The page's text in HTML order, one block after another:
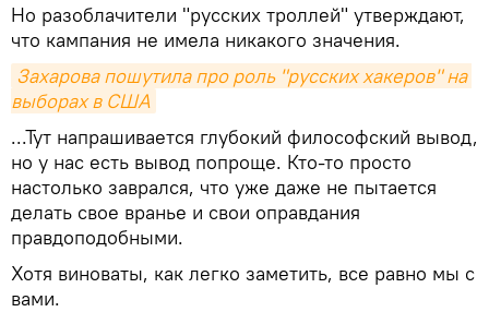
Но разоблачители "русских троллей" утверждают,
что кампания не имела никакого значения.
Захарова пошутила про роль "русских хакеров" на
выборах в США
...Тут напрашивается глубокий философский вывод,
но у нас есть вывод попроще. Кто-то просто
настолько заврался, что уже даже не пытается
делать свое вранье и свои оправдания
правдоподобными.
Хотя виноваты, как легко заметить, все равно мы с
вами.